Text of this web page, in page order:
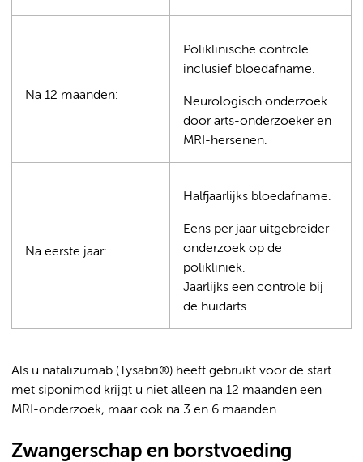
Na 12 maanden:
Poliklinische controle
inclusief bloedafname.
Neurologisch onderzoek
door arts-onderzoeker en
MRI-hersenen.
Na eerste jaar:
Halfjaarlijks bloedafname.
Eens per jaar uitgebreider
onderzoek op de
polikliniek.
Jaarlijks een controle bij
de huidarts.
Als u natalizumab (Tysabri®) heeft gebruikt voor de start
met siponimod krijgt u niet alleen na 12 maanden een
MRI-onderzoek, maar ook na 3 en 6 maanden.
Zwangerschap en borstvoeding